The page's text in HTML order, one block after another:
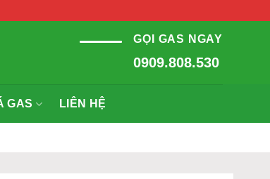
GỌI GAS NGAY
0909.808.530
GAS LIÊN HỆ